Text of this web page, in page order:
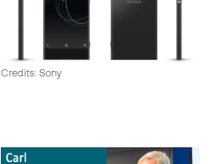
Credits: Sony